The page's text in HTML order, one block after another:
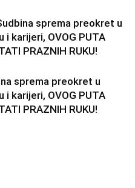
sprema preokret u
i karijeri, OVOG PUTA
PRAZNIH RUKU!
sprema preokret u
i karijeri, OVOG PUTA
PRAZNIH RUKU!